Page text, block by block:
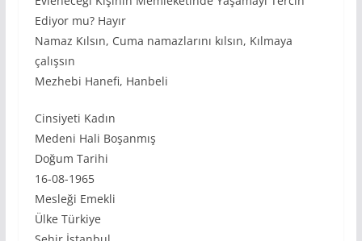
Ediyor mu? Hayır
Namaz Kılsın, Cuma namazlarını kılsın, Kılmaya
çalışsın
Mezhebi Hanefi, Hanbeli
Cinsiyeti Kadın
Medeni Hali Boşanmış
Doğum Tarihi
16-08-1965
Mesleği Emekli
Ülke Türkiye